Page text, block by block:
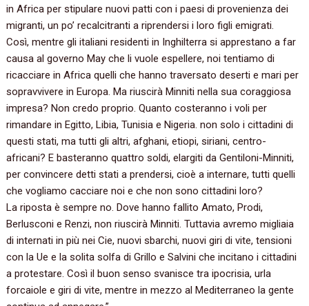
in Africa per stipulare nuovi patti con i paesi di provenienza dei
migranti, un po’ recalcitranti a riprendersi i loro figli emigrati.
Così, mentre gli italiani residenti in Inghilterra si apprestano a far
causa al governo May che li vuole espellere, noi tentiamo di
ricacciare in Africa quelli che hanno traversato deserti e mari per
sopravvivere in Europa. Ma riuscirà Minniti nella sua coraggiosa
impresa? Non credo proprio. Quanto costeranno i voli per
rimandare in Egitto, Libia, Tunisia e Nigeria. non solo i cittadini di
questi stati, ma tutti gli altri, afghani, etiopi, siriani, centro-
africani? E basteranno quattro soldi, elargiti da Gentiloni-Minniti,
per convincere detti stati a prendersi, cioè a internare, tutti quelli
che vogliamo cacciare noi e che non sono cittadini loro?
La riposta è sempre no. Dove hanno fallito Amato, Prodi,
Berlusconi e Renzi, non riuscirà Minniti. Tuttavia avremo migliaia
di internati in più nei Cie, nuovi sbarchi, nuovi giri di vite, tensioni
con la Ue e la solita solfa di Grillo e Salvini che incitano i cittadini
a protestare. Così il buon senso svanisce tra ipocrisia, urla
forcaiole e giri di vite, mentre in mezzo al Mediterraneo la gente